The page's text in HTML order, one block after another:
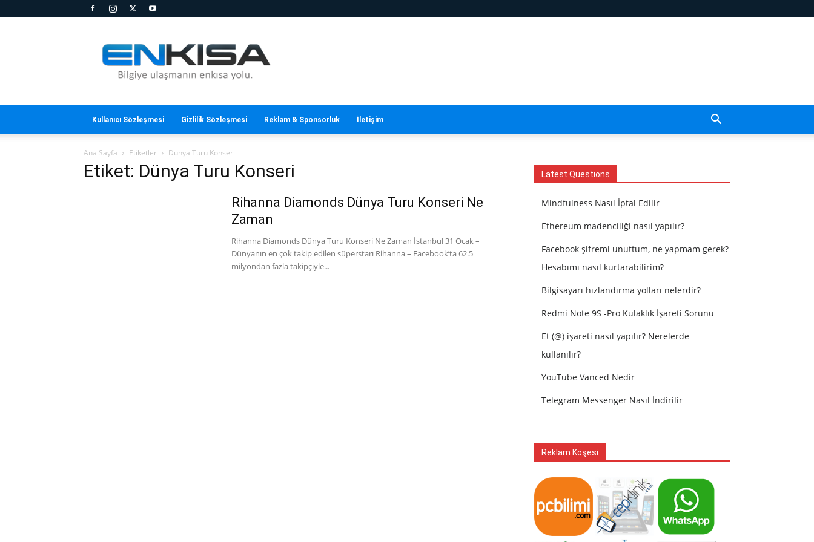
Kısa
Kullanıcı Sözleşmesi Gizlilik Sözleşmesi Reklam & Sponsorluk İletişim
Ana Sayfa Etiketler Dünya Turu Konseri
Etiket: Dünya Turu Konseri
Rihanna Diamonds Dünya Turu Konseri Ne
Zaman
Rihanna Diamonds Dünya Turu Konseri Ne Zaman İstanbul 31 Ocak –
Dünyanın en çok takip edilen süperstarı Rihanna – Facebook’ta 62.5
milyondan fazla takipçiyle...
Latest Questions
Mindfulness Nasıl İptal Edilir
Ethereum madenciliği nasıl yapılır?
Facebook şifremi unuttum, ne yapmam gerek?
Hesabımı nasıl kurtarabilirim?
Bilgisayarı hızlandırma yolları nelerdir?
Redmi Note 9S -Pro Kulaklık İşareti Sorunu
Et (@) işareti nasıl yapılır? Nerelerde
kullanılır?
YouTube Vanced Nedir
Telegram Messenger Nasıl İndirilir
Reklam Köşesi